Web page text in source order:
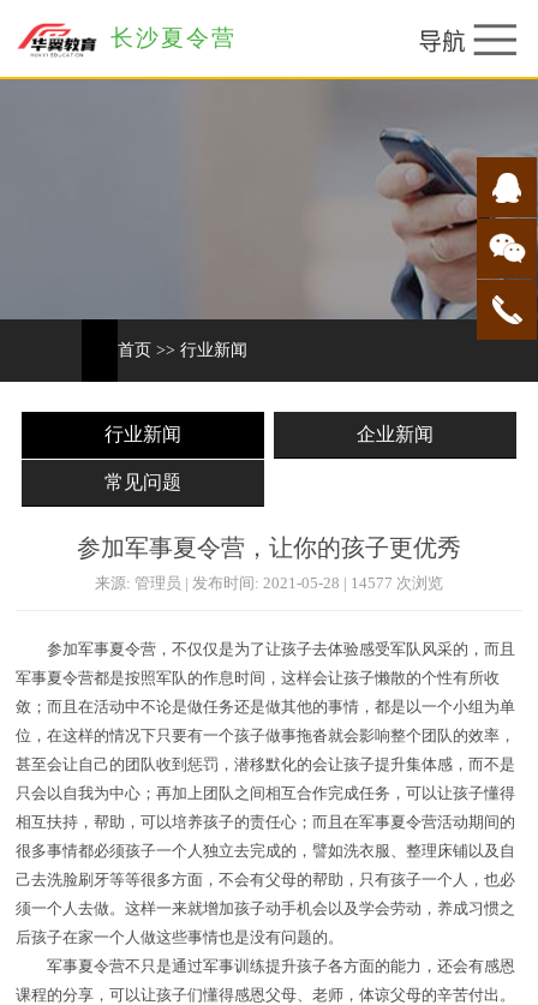
长沙夏令营
首页 >> 行业新闻
行业新闻 企业新闻
常见问题
参加军事夏令营，让你的孩子更优秀
来源: 管理员 | 发布时间: 2021-05-28 | 14577 次浏览
参加军事夏令营，不仅仅是为了让孩子去体验感受军队风采的，而且
军事夏令营都是按照军队的作息时间，这样会让孩子懒散的个性有所收
敛；而且在活动中不论是做任务还是做其他的事情，都是以一个小组为单
位，在这样的情况下只要有一个孩子做事拖沓就会影响整个团队的效率，
甚至会让自己的团队收到惩罚，潜移默化的会让孩子提升集体感，而不是
只会以自我为中心；再加上团队之间相互合作完成任务，可以让孩子懂得
相互扶持，帮助，可以培养孩子的责任心；而且在军事夏令营活动期间的
很多事情都必须孩子一个人独立去完成的，譬如洗衣服、整理床铺以及自
己去洗脸刷牙等等很多方面，不会有父母的帮助，只有孩子一个人，也必
须一个人去做。这样一来就增加孩子动手机会以及学会劳动，养成习惯之
后孩子在家一个人做这些事情也是没有问题的。
军事夏令营不只是通过军事训练提升孩子各方面的能力，还会有感恩
课程的分享，可以让孩子们懂得感恩父母、老师，体谅父母的辛苦付出。